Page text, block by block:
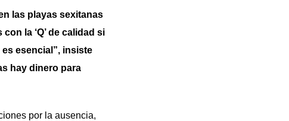
las playas sexitanas
la ‘Q’ de calidad si
esencial”, insiste
hay dinero para
por la ausencia,